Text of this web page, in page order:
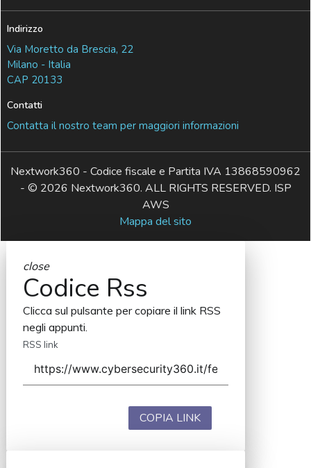
Indirizzo
Via Moretto da Brescia, 22
Milano - Italia
CAP 20133
Contatti
Contatta il nostro team per maggiori informazioni
Nextwork360 - Codice fiscale e Partita IVA 13868590962
- © 2026 Nextwork360. ALL RIGHTS RESERVED. ISP
AWS
Mappa del sito
close
Codice Rss
Clicca sul pulsante per copiare il link RSS
negli appunti.
RSS link
COPIA LINK